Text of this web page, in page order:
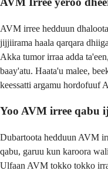
AVM irree hedduun
jijjiirama haala qarqara
Akka tumor irraa adda
baay'atu. Haata'u malee,
keessatti argamu hordofuuf
Yoo AVM irree qabu
Dubartoota hedduun AVM
qabu, garuu kun karoora
Ulfaan AVM tokko tokko